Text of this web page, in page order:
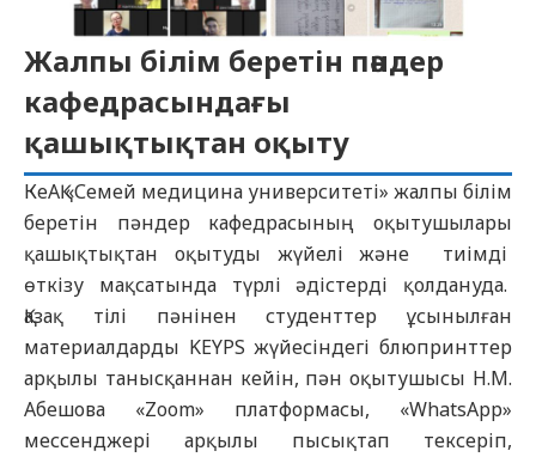
Жалпы білім беретін пәндер
кафедрасындағы
қашықтықтан оқыту
КеАҚ «Семей медицина университеті» жалпы білім
беретін пәндер кафедрасының оқытушылары
қашықтықтан оқытуды жүйелі және тиімді
өткізу мақсатында түрлі әдістерді қолдануда.
Қазақ тілі пәнінен студенттер ұсынылған
материалдарды KEYPS жүйесіндегі блюпринттер
арқылы танысқаннан кейін, пән оқытушысы Н.М.
Абешова «Zoom» платформасы, «WhatsApp»
мессенджері арқылы пысықтап тексеріп,